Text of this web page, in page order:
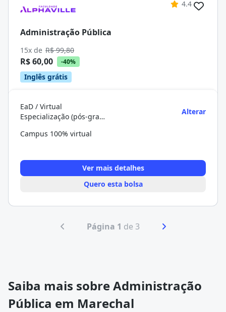
4.4
Administração Pública
15x de R$ 99,80
R$ 60,00 -40%
Inglês grátis
EaD / Virtual
Especialização (pós-graduação)
Alterar
Campus 100% virtual
Ver mais detalhes
Quero esta bolsa
Página 1 de 3
Saiba mais sobre Administração
Pública em Marechal